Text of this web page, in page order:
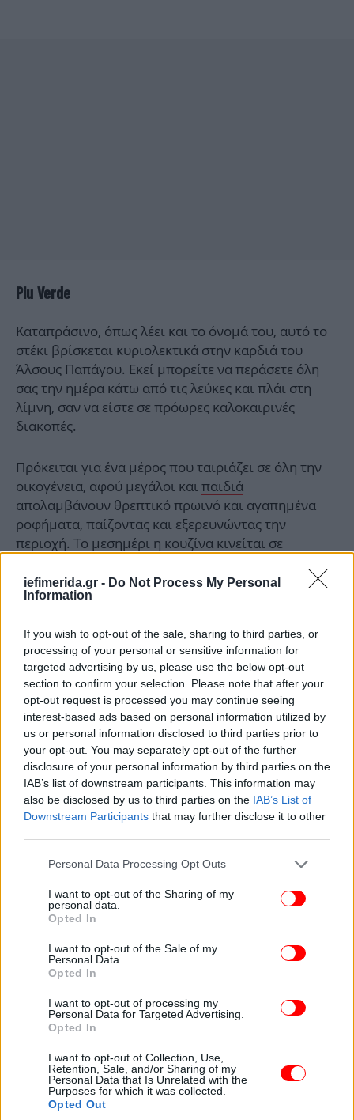
iefimerida.gr - Do Not Process My Personal
Information
If you wish to opt-out of the sale, sharing to third parties, or
processing of your personal or sensitive information for
targeted advertising by us, please use the below opt-out
section to confirm your selection. Please note that after your
opt-out request is processed you may continue seeing
interest-based ads based on personal information utilized by
us or personal information disclosed to third parties prior to
your opt-out. You may separately opt-out of the further
disclosure of your personal information by third parties on the
IAB’s list of downstream participants. This information may
also be disclosed by us to third parties on the IAB’s List of
Downstream Participants that may further disclose it to other
Please note that this website/app uses one or more Google
not limited to your visit or usage behaviour. You may click to
grant or deny consent to Google and its third-party tags to
use your data for below specified purposes in below Google
consent section.
Personal Data Processing Opt Outs
I want to opt-out of the Sharing of my
personal data.
Opted In
I want to opt-out of the Sale of my
Personal Data.
Opted In
I want to opt-out of processing my
Personal Data for Targeted Advertising.
Opted In
I want to opt-out of Collection, Use,
Retention, Sale, and/or Sharing of my
Personal Data that Is Unrelated with the
Purposes for which it was collected.
Opted Out
Piu Verde
Καταπράσινο, όπως λέει και το όνομά του, αυτό το
στέκι βρίσκεται κυριολεκτικά στην καρδιά του
Άλσους Παπάγου. Εκεί μπορείτε να περάσετε όλη
σας την ημέρα κάτω από τις λεύκες και πλάι στη
λίμνη, σαν να είστε σε πρόωρες καλοκαιρινές
διακοπές.
Πρόκειται για ένα μέρος που ταιριάζει σε όλη την
οικογένεια, αφού μεγάλοι καιπαιδιά
απολαμβάνουν θρεπτικό πρωινό και αγαπημένα
ροφήματα, παίζοντας και εξερευνώντας την
περιοχή. Το μεσημέρι η κουζίνα κινείται σε
πεντανόστιμα και χορταστικά. Το βράδυ η μουσική
και η διάθεση ανεβαίνουν και οι έναστρες νύχτες
παρέα.
Στρατ. Αλ. Παπάγου, Άλσος Παπάγου